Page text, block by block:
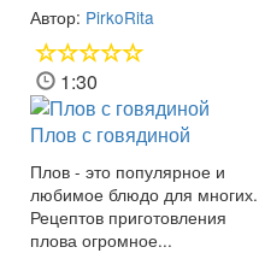
Автор: PirkoRita
1:30
Плов с говядиной
Плов - это популярное и
любимое блюдо для многих.
Рецептов приготовления
плова огромное...